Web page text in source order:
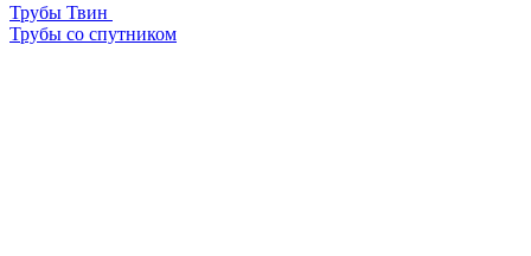
Трубы Твин
Трубы со спутником